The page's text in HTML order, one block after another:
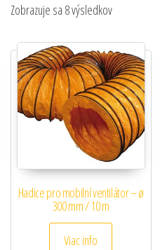
Zobrazuje sa 8 výsledkov
Hadice pro mobilní ventilátor – ø
300 mm / 10 m
Viac info